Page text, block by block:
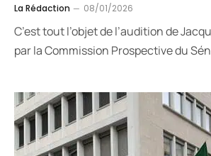
La Rédaction 08/01/2026
C’est tout l’objet de l’audition de
par la Commission Prospective du